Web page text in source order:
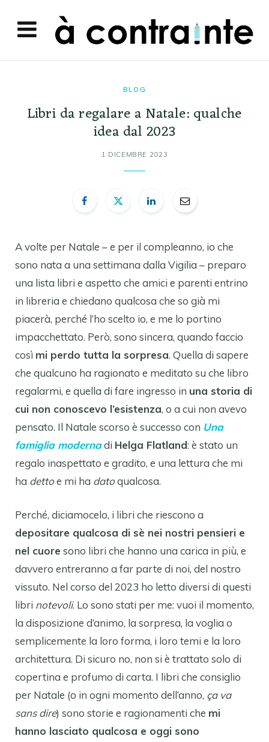
BLOG
Libri da regalare a Natale: qualche
idea dal 2023
1 DICEMBRE 2023
A volte per Natale – e per il compleanno, io che
sono nata a una settimana dalla Vigilia – preparo
una lista libri e aspetto che amici e parenti entrino
in libreria e chiedano qualcosa che so già mi
piacerà, perché l’ho scelto io, e me lo portino
impacchettato. Però, sono sincera, quando faccio
così mi perdo tutta la sorpresa. Quella di sapere
che qualcuno ha ragionato e meditato su che libro
regalarmi, e quella di fare ingresso in una storia di
cui non conoscevo l’esistenza, o a cui non avevo
pensato. Il Natale scorso è successo con Una
famiglia modernadi Helga Flatland: è stato un
regalo inaspettato e gradito, e una lettura che mi
ha dettoe mi ha datoqualcosa.
Perché, diciamocelo, i libri che riescono a
depositare qualcosa di sè nei nostri pensieri e
nel cuore sono libri che hanno una carica in più, e
davvero entreranno a far parte di noi, del nostro
vissuto. Nel corso del 2023 ho letto diversi di questi
libri notevoli. Lo sono stati per me: vuoi il momento,
la disposizione d’animo, la sorpresa, la voglia o
semplicemente la loro forma, i loro temi e la loro
architettura. Di sicuro no, non si è trattato solo di
copertina e profumo di carta. I libri che consiglio
per Natale (o in ogni momento dell’anno, ça va
sans dire) sono storie e ragionamenti che mi
hanno lasciato qualcosa e oggi sono